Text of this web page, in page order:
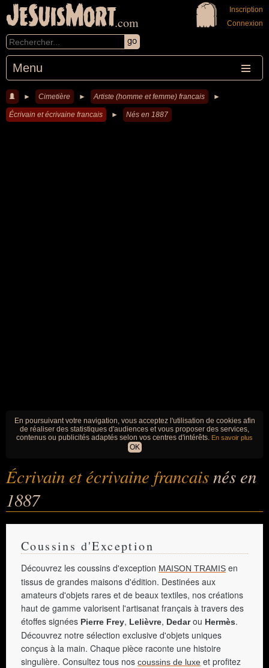
JeSuisMort.com
Menu
Inscription
Connexion
► Cimetière ► Artiste (homme et femme) francais ►
Écrivain et écrivaine francais ► Nés en 1887
En poursuivant votre navigation, vous acceptez l'utilisation de cookies afin
de réaliser des statistiques d'audiences et vous proposer des services,
contenus ou publicités adaptés selon vos centres d'intérêts. En savoir plus
OK
Écrivain et écrivaine francaisnés en
1887
Coussins d'Exception
Découvrez les coussins d'exception MAISON TRAMIS en
tissus de grandes maisons d'édition. Destinées aux
amateurs d'objets rares et de beaux textiles, nos créations
haut de gamme valorisent l'artisanat français à travers des
étoffes signées Pierre Frey, Lelièvre, Dedarou Hermès.
Découvrez notre sélection exclusive d'objets uniques
conçus à la main. Chaque pièce raconte une histoire
singulière. Consultez tous nos coussins de luxe et profitez